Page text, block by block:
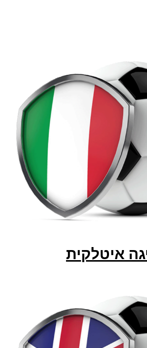
איטלקית